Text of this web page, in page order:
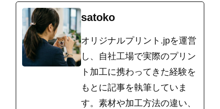
satoko
オリジナルプリント.jpを運営
し、自社工場で実際のプリン
ト加工に携わってきた経験を
もとに記事を執筆していま
す。素材や加工方法の違い、